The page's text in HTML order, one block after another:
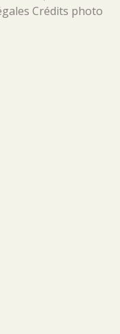
Crédits photo